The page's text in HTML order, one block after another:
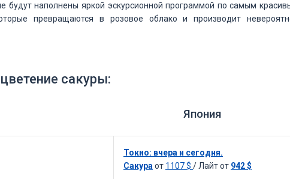
будут наполнены яркой эскурсионной программой по самым
превращаются в розовое облако и производит
сакуры:
Япония
Токио: вчера и сегодня.
Сакура от 1107$ / Лайт от 942$